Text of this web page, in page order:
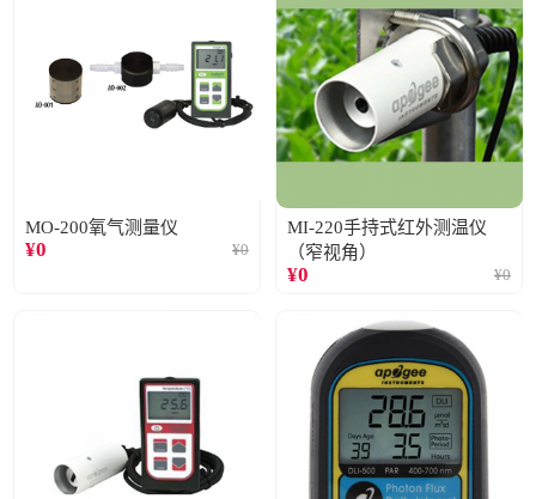
MO-200氧气测量仪
¥0 ¥0
MI-220手持式红外测温仪
（窄视角）
¥0 ¥0